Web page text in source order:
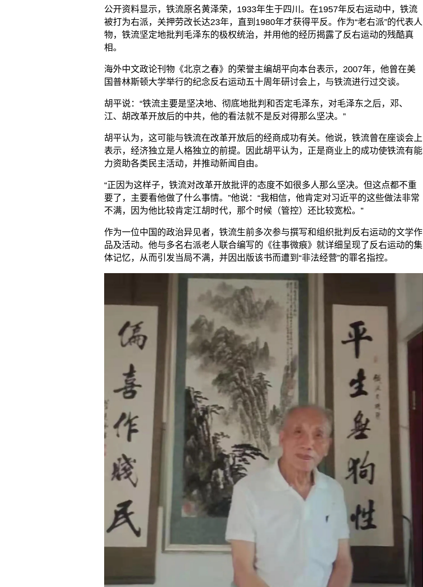
公开资料显示，铁流原名黄泽荣，1933年生于四川。在1957年反右运动中，铁流
被打为右派，关押劳改长达23年，直到1980年才获得平反。作为“老右派”的代表人
物，铁流坚定地批判毛泽东的极权统治，并用他的经历揭露了反右运动的残酷真
相。
海外中文政论刊物《北京之春》的荣誉主编胡平向本台表示，2007年，他曾在美
国普林斯顿大学举行的纪念反右运动五十周年研讨会上，与铁流进行过交谈。
胡平说：“铁流主要是坚决地、彻底地批判和否定毛泽东，对毛泽东之后，邓、
江、胡改革开放后的中共，他的看法就不是反对得那么坚决。”
胡平认为，这可能与铁流在改革开放后的经商成功有关。他说，铁流曾在座谈会上
表示，经济独立是人格独立的前提。因此胡平认为，正是商业上的成功使铁流有能
力资助各类民主活动，并推动新闻自由。
“正因为这样子，铁流对改革开放批评的态度不如很多人那么坚决。但这点都不重
要了，主要看他做了什么事情。”他说：“我相信，他肯定对习近平的这些做法非常
不满，因为他比较肯定江胡时代，那个时候（管控）还比较宽松。”
作为一位中国的政治异见者，铁流生前多次参与撰写和组织批判反右运动的文学作
品及活动。他与多名右派老人联合编写的《往事微痕》就详细呈现了反右运动的集
体记忆，从而引发当局不满，并因出版该书而遭到“非法经营”的罪名指控。